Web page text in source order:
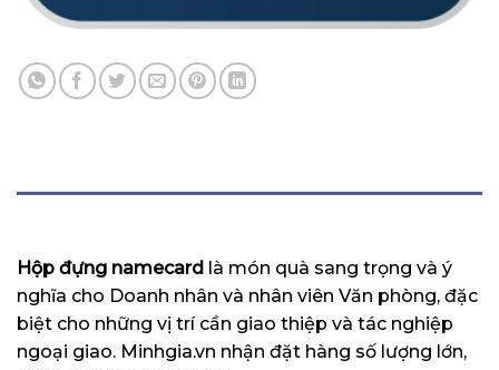
Hộp đựng namecard là món quà sang trọng và ý
nghĩa cho Doanh nhân và nhân viên Văn phòng, đặc
biệt cho những vị trí cần giao thiệp và tác nghiệp
ngoại giao. Minhgia.vn nhận đặt hàng số lượng lớn,